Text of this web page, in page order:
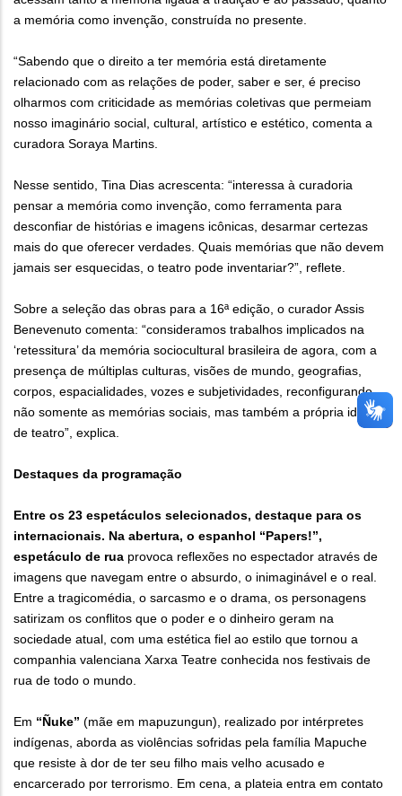
a memória como invenção, construída no presente.
“Sabendo que o direito a ter memória está diretamente
relacionado com as relações de poder, saber e ser, é preciso
olharmos com criticidade as memórias coletivas que permeiam
nosso imaginário social, cultural, artístico e estético, comenta a
curadora Soraya Martins.
Nesse sentido, Tina Dias acrescenta: “interessa à curadoria
pensar a memória como invenção, como ferramenta para
desconfiar de histórias e imagens icônicas, desarmar certezas
mais do que oferecer verdades. Quais memórias que não devem
jamais ser esquecidas, o teatro pode inventariar?”, reflete.
Sobre a seleção das obras para a 16ª edição, o curador Assis
Benevenuto comenta: “consideramos trabalhos implicados na
‘retessitura’ da memória sociocultural brasileira de agora, com a
presença de múltiplas culturas, visões de mundo, geografias,
corpos, espacialidades, vozes e subjetividades, reconfigurando
não somente as memórias sociais, mas também a própria ideia
de teatro”, explica.
Destaques da programação
Entre os 23 espetáculos selecionados, destaque para os
internacionais. Na abertura, o espanhol “Papers!”,
espetáculo de rua provoca reflexões no espectador através de
imagens que navegam entre o absurdo, o inimaginável e o real.
Entre a tragicomédia, o sarcasmo e o drama, os personagens
satirizam os conflitos que o poder e o dinheiro geram na
sociedade atual, com uma estética fiel ao estilo que tornou a
companhia valenciana Xarxa Teatre conhecida nos festivais de
rua de todo o mundo.
Em “Ñuke” (mãe em mapuzungun), realizado por intérpretes
indígenas, aborda as violências sofridas pela família Mapuche
que resiste à dor de ter seu filho mais velho acusado e
encarcerado por terrorismo. Em cena, a plateia entra em contato